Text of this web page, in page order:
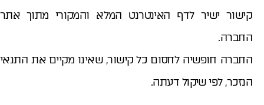
קישור ישיר לדף האינטרנט המלא והמקורי מתוך אתר
החברה.
החברה חופשיה לחסום כל קישור, שאינו מקיים את התנאי
הנזכר, לפי שיקול דעתה.